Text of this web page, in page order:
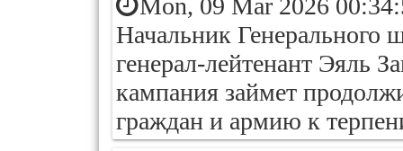
Mon, 09 Mar 2026
Начальник
генерал-лейтенант Эяль
кампания займет
граждан и армию к